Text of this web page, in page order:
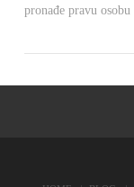
pronađe pravu